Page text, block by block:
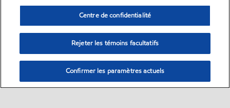
Centre de confidentialité
Rejeter les témoins facultatifs
Confirmer les paramètres actuels